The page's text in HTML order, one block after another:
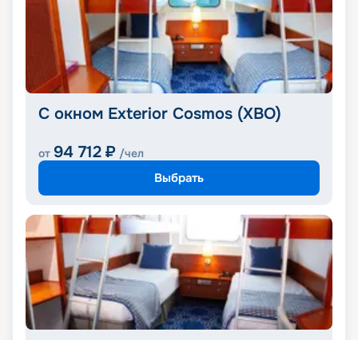
С окном Exterior Cosmos (XBO)
от 94 712 ₽ /чел
Выбрать